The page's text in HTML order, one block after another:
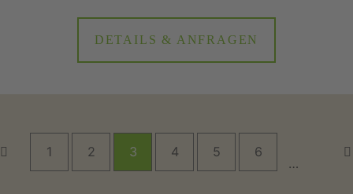
DETAILS & ANFRAGEN
1 2 3 4 5 6
…